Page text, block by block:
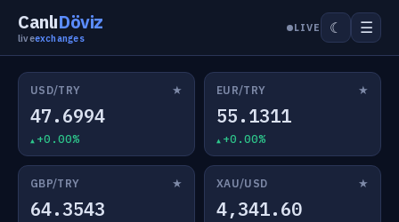
CanlıDöviz
liveexchanges
LIVE ☾ ☰
USD/TRY ★
47.6994
+0.00%
EUR/TRY ★
55.1311
+0.00%
GBP/TRY ★
64.3543
XAU/USD ★
4,341.60